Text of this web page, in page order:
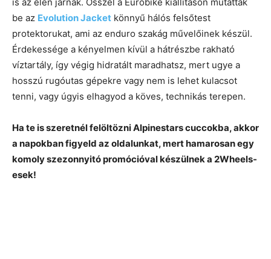
be az Evolution Jacket könnyű hálós felsőtest
protektorukat, ami az enduro szakág művelőinek készül.
Érdekessége a kényelmen kívül a hátrészbe rakható
víztartály, így végig hidratált maradhatsz, mert ugye a
hosszú rugóutas gépekre vagy nem is lehet kulacsot
tenni, vagy úgyis elhagyod a köves, technikás terepen.
Ha te is szeretnél felöltözni Alpinestars cuccokba, akkor
a napokban figyeld az oldalunkat, mert hamarosan egy
komoly szezonnyitó promócióval készülnek a 2Wheels-
esek!